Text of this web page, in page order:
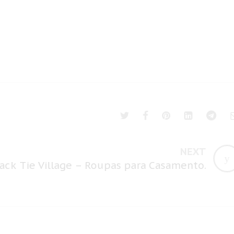
Tie Village – Roupas para Casamento.